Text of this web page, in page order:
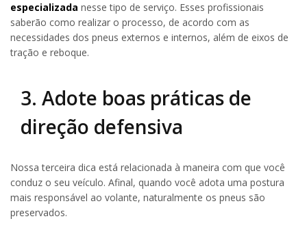
especializada nesse tipo de serviço. Esses profissionais
saberão como realizar o processo, de acordo com as
necessidades dos pneus externos e internos, além de eixos de
tração e reboque.
3. Adote boas práticas de
direção defensiva
Nossa terceira dica está relacionada à maneira com que você
conduz o seu veículo. Afinal, quando você adota uma postura
mais responsável ao volante, naturalmente os pneus são
preservados.